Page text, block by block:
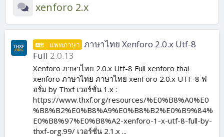
xenforo 2.x
แพทภาษา ภาษาไทย Xenforo 2.0.x Utf-8
Full 2.0.13
Xenforo ภาษาไทย 2.0.x Utf-8 Full xenforo thai
xenforo ภาษาไทย ภาษาไทย xenForo 2.0.x UTF-8 ฟ
อรั่ม by Thxf เวอร์ชั่น 1.x :
https://www.thxf.org/resources/%E0%B8%A0%E0
%B8%B2%E0%B8%A9%E0%B8%B2%E0%B9%84%
E0%B8%97%E0%B8%A2-xenforo-1-x-utf-8-full-by-
thxf-org.99/ เวอร์ชั่น 2.1.x ...